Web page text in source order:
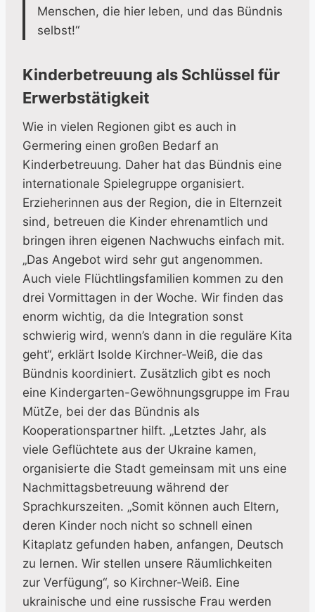
Menschen, die hier leben, und das Bündnis
selbst!“
Kinderbetreuung als Schlüssel für
Erwerbstätigkeit
Wie in vielen Regionen gibt es auch in
Germering einen großen Bedarf an
Kinderbetreuung. Daher hat das Bündnis eine
internationale Spielegruppe organisiert.
Erzieherinnen aus der Region, die in Elternzeit
sind, betreuen die Kinder ehrenamtlich und
bringen ihren eigenen Nachwuchs einfach mit.
„Das Angebot wird sehr gut angenommen.
Auch viele Flüchtlingsfamilien kommen zu den
drei Vormittagen in der Woche. Wir finden das
enorm wichtig, da die Integration sonst
schwierig wird, wenn’s dann in die reguläre Kita
geht“, erklärt Isolde Kirchner-Weiß, die das
Bündnis koordiniert. Zusätzlich gibt es noch
eine Kindergarten-Gewöhnungsgruppe im Frau
MütZe, bei der das Bündnis als
Kooperationspartner hilft. „Letztes Jahr, als
viele Geflüchtete aus der Ukraine kamen,
organisierte die Stadt gemeinsam mit uns eine
Nachmittagsbetreuung während der
Sprachkurszeiten. „Somit können auch Eltern,
deren Kinder noch nicht so schnell einen
Kitaplatz gefunden haben, anfangen, Deutsch
zu lernen. Wir stellen unsere Räumlichkeiten
zur Verfügung“, so Kirchner-Weiß. Eine
ukrainische und eine russische Frau werden